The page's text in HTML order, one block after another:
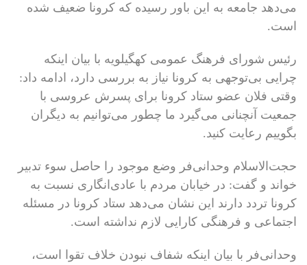
می‌دهد جامعه به این باور رسیده که کرونا ضعیف شده
است.
رئیس شورای فرهنگ عمومی کهگیلویه با بیان اینکه
چرایی بی‌توجهی به کرونا نیاز به بررسی دارد، ادامه داد:
وقتی فلان عضو ستاد کرونا برای پسرش عروسی با
جمعیت آنچنانی می‌گیرد ما چطور می‌توانیم به دیگران
بگوییم رعایت کنید.
حجت‌الاسلام وحدانی‌فر وضع موجود را حاصل سوء تدبیر
خواند و گفت: در خیابان مردم با عادی‌انگاری نسبت به
کرونا تردد دارند این نشان می‌دهد ستاد کرونا در مسئله
اجتماعی و فرهنگی کارایی لازم نداشته است.
وحدانی‌فر با بیان اینکه شفاف نبودن خلاف تقوا است،